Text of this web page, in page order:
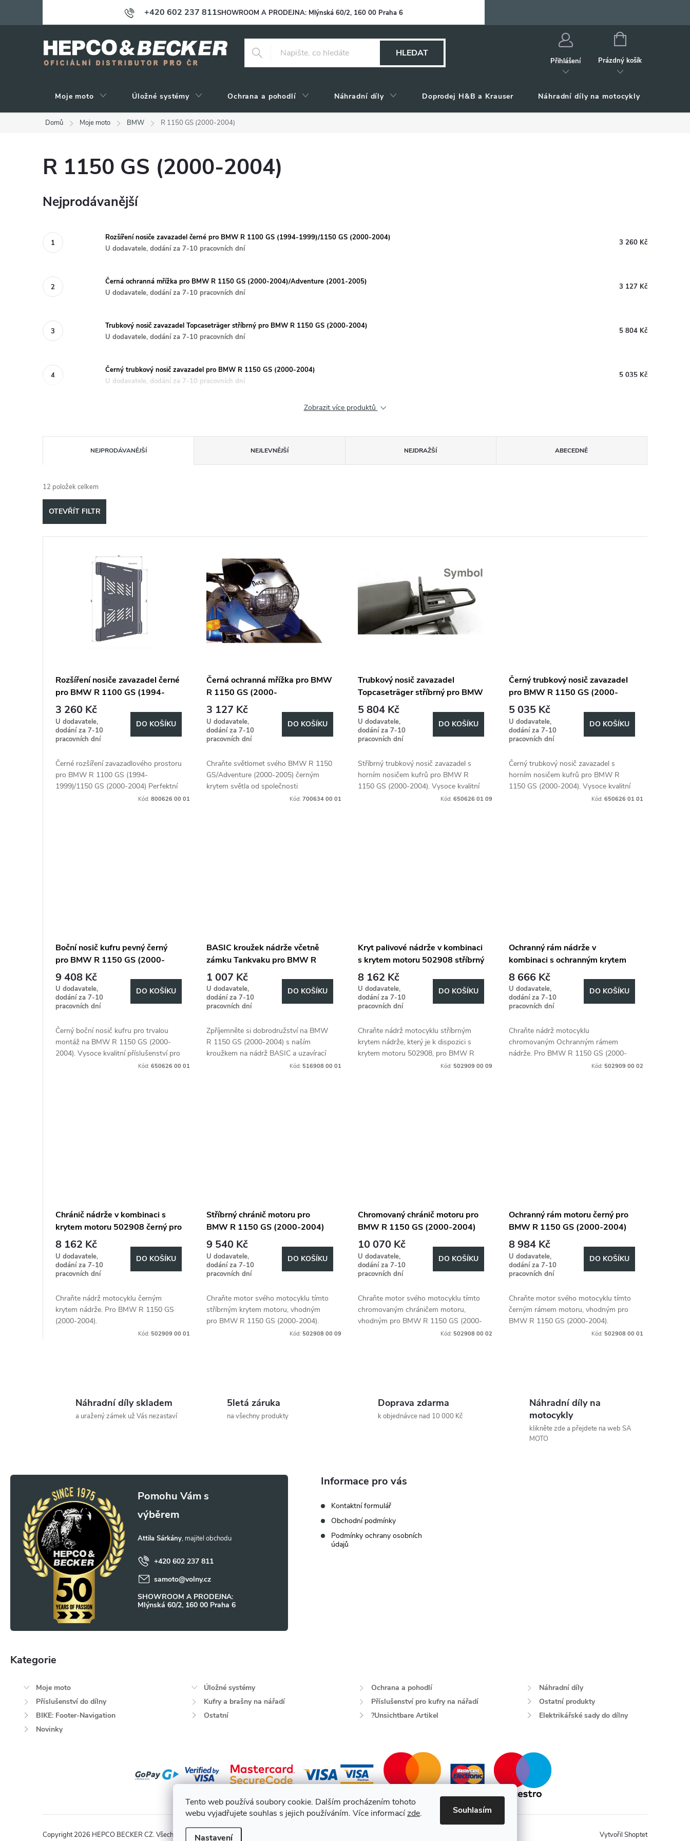
Tento web používá soubory cookie. Dalším procházením tohoto
webu vyjadřujete souhlas s jejich používáním. Více informacízde.
Nastavení
Souhlasím
+420 602 237 811SHOWROOM A PRODEJNA: Mlýnská 60/2, 160 00 Praha 6
HLEDAT
Přihlášení
NÁKUPNÍ
Prázdný košík
Moje moto Úložné systémy Ochrana a pohodlí Náhradní díly Doprodej H&B a Krauser Náhradní díly na motocykly
Domů Moje moto BMW R 1150 GS (2000-2004)
R 1150 GS (2000-2004)
Nejprodávanější
Rozšíření nosiče zavazadel černé pro BMW R 1100 GS (1994-1999)/1150 GS (2000-2004)
U dodavatele, dodání za 7-10 pracovních dní
3 260 Kč
Černá ochranná mřížka pro BMW R 1150 GS (2000-2004)/Adventure (2001-2005)
U dodavatele, dodání za 7-10 pracovních dní
3 127 Kč
Trubkový nosič zavazadel Topcaseträger stříbrný pro BMW R 1150 GS (2000-2004)
U dodavatele, dodání za 7-10 pracovních dní
5 804 Kč
Černý trubkový nosič zavazadel pro BMW R 1150 GS (2000-2004)
U dodavatele, dodání za 7-10 pracovních dní
5 035 Kč
Zobrazit více produktů
a
z
e
NEJPRODÁVANĚJŠÍ NEJLEVNĚJŠÍ NEJDRAŽŠÍ ABECEDNĚ
12 položek celkem
OTEVŘÍT FILTR
Rozšíření nosiče zavazadel černé
pro BMW R 1100 GS (1994-
1999)/1150 GS (2000-2004)
3 260 Kč
U dodavatele,
dodání za 7-10
pracovních dní
DO KOŠÍKU
Černé rozšíření zavazadlového prostoru
pro BMW R 1100 GS (1994-
1999)/1150 GS (2000-2004) Perfektní
úložný prostor pro větší tašky, stany
Kód:800626 00 01
Černá ochranná mřížka pro BMW
R 1150 GS (2000-
2004)/Adventure (2001-2005)
3 127 Kč
U dodavatele,
dodání za 7-10
pracovních dní
DO KOŠÍKU
Chraňte světlomet svého BMW R 1150
GS/Adventure (2000-2005) černým
krytem světla od společnosti
Kód: 700634 00 01
Trubkový nosič zavazadel
Topcaseträger stříbrný pro BMW
R 1150 GS (2000-2004)
5 804 Kč
U dodavatele,
dodání za 7-10
pracovních dní
DO KOŠÍKU
Stříbrný trubkový nosič zavazadel s
horním nosičem kufrů pro BMW R
1150 GS (2000-2004). Vysoce kvalitní
příslušenství pro motocykly.Kód: 650626 01 09
Černý trubkový nosič zavazadel
pro BMW R 1150 GS (2000-
2004)
5 035 Kč
U dodavatele,
dodání za 7-10
pracovních dní
DO KOŠÍKU
Černý trubkový nosič zavazadel s
horním nosičem kufrů pro BMW R
1150 GS (2000-2004). Vysoce kvalitní
příslušenství pro motocykly.Kód: 650626 01 01
Boční nosič kufru pevný černý
pro BMW R 1150 GS (2000-
2004)
9 408 Kč
U dodavatele,
dodání za 7-10
pracovních dní
DO KOŠÍKU
Černý boční nosič kufru pro trvalou
montáž na BMW R 1150 GS (2000-
2004). Vysoce kvalitní příslušenství pro
přepravu zavazadel na motocyklu.
Kód:650626 00 01
BASIC kroužek nádrže včetně
zámku Tankvaku pro BMW R
1150 GS (2000-2004)
1 007 Kč
U dodavatele,
dodání za 7-10
pracovních dní
DO KOŠÍKU
Zpříjemněte si dobrodružství na BMW
R 1150 GS (2000-2004) s naším
kroužkem na nádrž BASIC a uzavírací
Kód: 516908 00 01
Kryt palivové nádrže v kombinaci
s krytem motoru 502908 stříbrný
pro BMW R 1150 GS (2000-
2004)
8 162 Kč
U dodavatele,
dodání za 7-10
pracovních dní
DO KOŠÍKU
Chraňte nádrž motocyklu stříbrným
krytem nádrže, který je k dispozici s
krytem motoru 502908, pro BMW R
Kód: 502909 00 09
Ochranný rám nádrže v
kombinaci s ochranným krytem
motoru 502908 chrom pro BMW
R 1150 GS (2000-
2004)/Adventure (2001-2005)
8 666 Kč
U dodavatele,
dodání za 7-10
pracovních dní
DO KOŠÍKU
Chraňte nádrž motocyklu
chromovaným Ochranným rámem
nádrže. Pro BMW R 1150 GS (2000-
2004), Adventure (2001-2005).
Kód: 502909 00 02
Chránič nádrže v kombinaci s
krytem motoru 502908 černý pro
BMW R 1150 GS (2000-2004)
8 162 Kč
U dodavatele,
dodání za 7-10
pracovních dní
DO KOŠÍKU
Chraňte nádrž motocyklu černým
krytem nádrže. Pro BMW R 1150 GS
(2000-2004).
Kód: 502909 00 01
Stříbrný chránič motoru pro
BMW R 1150 GS (2000-2004)
9 540 Kč
U dodavatele,
dodání za 7-10
pracovních dní
DO KOŠÍKU
Chraňte motor svého motocyklu tímto
stříbrným krytem motoru, vhodným
pro BMW R 1150 GS (2000-2004).
Kód: 502908 00 09
Chromovaný chránič motoru pro
BMW R 1150 GS (2000-2004)
10 070 Kč
U dodavatele,
dodání za 7-10
pracovních dní
DO KOŠÍKU
Chraňte motor svého motocyklu tímto
chromovaným chráničem motoru,
vhodným pro BMW R 1150 GS (2000-
Kód: 502908 00 02
Ochranný rám motoru černý pro
BMW R 1150 GS (2000-2004)
8 984 Kč
U dodavatele,
dodání za 7-10
pracovních dní
DO KOŠÍKU
Chraňte motor svého motocyklu tímto
černým rámem motoru, vhodným pro
BMW R 1150 GS (2000-2004).
Kód: 502908 00 01
a
c
í
p
r
v
ý
p
i
s
Náhradní díly skladem
a uražený zámek už Vás nezastaví
5letá záruka
na všechny produkty
Doprava zdarma
k objednávce nad 10 000 Kč
Náhradní díly na
motocykly
klikněte zde a přejdete na web SA
MOTO
Z
Attila Sárkány
+420 602 237 811
samoto@volny.cz
SHOWROOM A PRODEJNA:
Mlýnská 60/2, 160 00 Praha 6
Informace pro vás
Kontaktní formulář
Obchodní podmínky
Podmínky ochrany osobních
údajů
Přeskočit
Kategorie
Moje moto Úložné systémy Ochrana a pohodlí
Náhradní díly
Příslušenství do dílny
Kufry a brašny na nářadí Příslušenství pro kufry na nářadí
Ostatní produkty
BIKE: Footer-Navigation
Ostatní ?Unsichtbare Artikel
Elektrikářské sady do dílny
Novinky
Vytvořil Shoptet
Copyright 2026 HEPCO BECKER CZ. Všechna práva vyhrazena.